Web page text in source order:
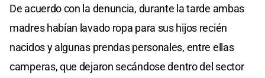
De acuerdo con la denuncia, durante la tarde ambas
madres habían lavado ropa para sus hijos recién
nacidos y algunas prendas personales, entre ellas
camperas, que dejaron secándose dentro del sector